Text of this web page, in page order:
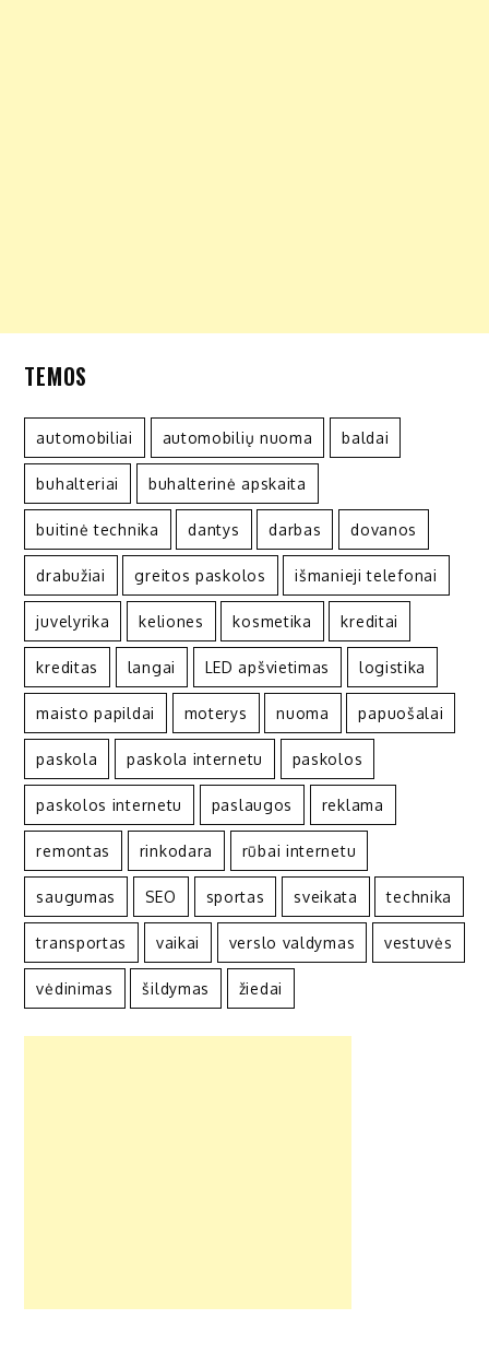
TEMOS
automobiliai automobilių nuoma baldai
buhalteriai buhalterinė apskaita
buitinė technika dantys darbas dovanos
drabužiai greitos paskolos išmanieji telefonai
juvelyrika keliones kosmetika kreditai
kreditas langai LED apšvietimas logistika
maisto papildai moterys nuoma papuošalai
paskola paskola internetu paskolos
paskolos internetu paslaugos reklama
remontas rinkodara rūbai internetu
saugumas SEO sportas sveikata technika
transportas vaikai verslo valdymas vestuvės
vėdinimas šildymas žiedai